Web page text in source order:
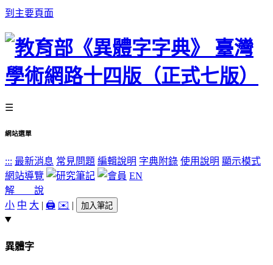
到主要頁面
☰
網站選單
::: 最新消息 常見問題 編輯說明 字典附錄 使用說明 顯示模式
網站導覽
EN
解 說
小 中 大 | 🖨️ ✉️ | 加入筆記
異體字